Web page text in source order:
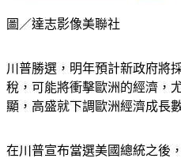
圖／達志影像美聯社
川普勝選，明年預計新政府將
稅，可能將衝擊歐洲的經濟，
顯，高盛就下調歐洲經濟成長
在川普宣布當選美國總統之後